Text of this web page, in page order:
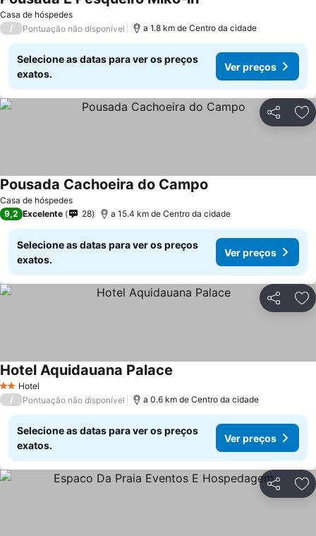
Casa de hóspedes
/ Pontuação não disponível a 1.8 km de Centro da cidade
Selecione as datas para ver os preços
exatos.
Ver preços
Partilhar
Casa de hóspedes
Pousada Cachoeira do Campo
9,2 Excelente 28 a 15.4 km de Centro da cidade
Selecione as datas para ver os preços
exatos.
Ver preços
Partilhar
2 Estrelas
Hotel
Hotel Aquidauana Palace
/ Pontuação não disponível a 0.6 km de Centro da cidade
Selecione as datas para ver os preços
exatos.
Ver preços
Partilhar